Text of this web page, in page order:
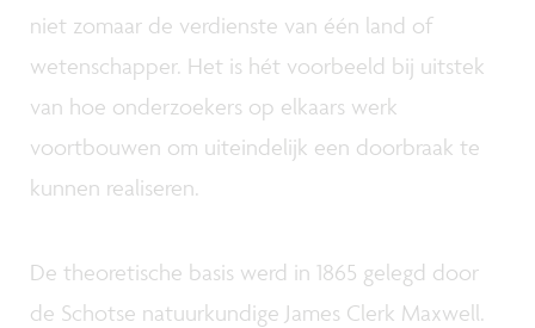
niet zomaar de verdienste van één land of
wetenschapper. Het is hét voorbeeld bij uitstek
van hoe onderzoekers op elkaars werk
voortbouwen om uiteindelijk een doorbraak te
kunnen realiseren.
De theoretische basis werd in 1865 gelegd door
de Schotse natuurkundige James Clerk Maxwell.